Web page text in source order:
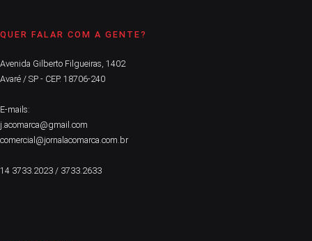
QUER FALAR COM A GENTE?
Avenida Gilberto Filgueiras, 1402
Avaré / SP - CEP. 18706-240
E-mails:
j.acomarca@gmail.com
comercial@jornalacomarca.com.br
14 3733.2023 / 3733.2633